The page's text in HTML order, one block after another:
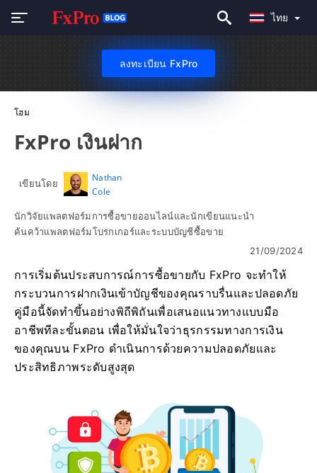
ไทย
ลงทะเบียน FxPro
โฮม
FxPro เงินฝาก
เขียนโดย
Nathan
Cole
นักวิจัยแพลตฟอร์มการซื้อขายออนไลน์และนักเขียนแนะนำ
ค้นคว้าแพลตฟอร์มโบรกเกอร์และระบบบัญชีซื้อขาย
21/09/2024
การเริ่มต้นประสบการณ์การซื้อขายกับ FxPro จะทำให้
กระบวนการฝากเงินเข้าบัญชีของคุณราบรื่นและปลอดภัย
คู่มือนี้จัดทำขึ้นอย่างพิถีพิถันเพื่อเสนอแนวทางแบบมือ
อาชีพทีละขั้นตอน เพื่อให้มั่นใจว่าธุรกรรมทางการเงิน
ของคุณบน FxPro ดำเนินการด้วยความปลอดภัยและ
ประสิทธิภาพระดับสูงสุด